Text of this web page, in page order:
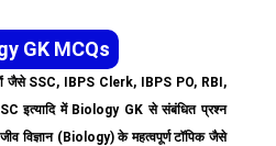
GK MCQs
जैसे SSC, IBPS Clerk, IBPS PO, RBI,
इत्यादि में Biology GK से संबंधित प्रश्न
विज्ञान (Biology) के महत्वपूर्ण टॉपिक जैसे